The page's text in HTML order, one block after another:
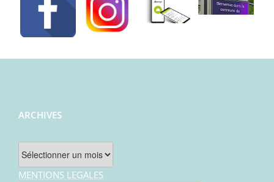
ARCHIVES
Archives
MENTIONS LEGALES